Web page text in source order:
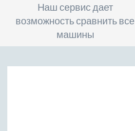
Наш сервис дает
возможность сравнить все
машины